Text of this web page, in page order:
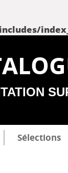
Sélections